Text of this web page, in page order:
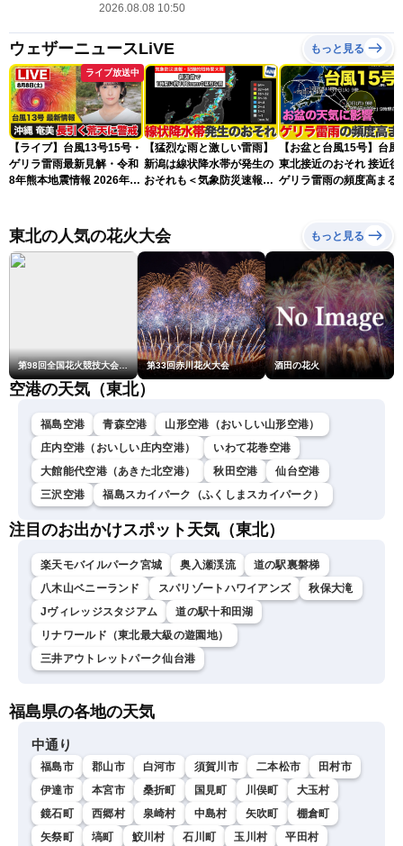
2026.08.08 10:50
ウェザーニュースLiVE もっと見る
ライブ放送中
【ライブ】台風13号15号・
ゲリラ雷雨最新見解・令和
8年熊本地震情報 2026年8
愛梨／芳野達郎〉最新天気
ニュース・地震情報
【猛烈な雨と激しい雷雨】
新潟は線状降水帯が発生の
おそれも＜気象防災速報・
【お盆と台風15号】台風
東北接近のおそれ 接近後
ゲリラ雷雨の頻度高まる
東北の人気の花火大会 もっと見る
第98回全国花火競技大会「大曲の花火」 第33回赤川花火大会 酒田の花火
空港の天気（東北）
福島空港 青森空港
山形空港（おいしい山形空港）
庄内空港（おいしい庄内空港）
いわて花巻空港
大館能代空港（あきた北空港）
秋田空港
仙台空港
三沢空港
福島スカイパーク（ふくしまスカイパーク）
注目のお出かけスポット天気（東北）
楽天モバイルパーク宮城 奥入瀬渓流
道の駅裏磐梯
八木山ベニーランド
スパリゾートハワイアンズ
秋保大滝
Jヴィレッジスタジアム
道の駅十和田湖
リナワールド（東北最大級の遊園地）
三井アウトレットパーク仙台港
福島県の各地の天気
中通り
福島市 郡山市 白河市 須賀川市 二本松市
田村市
伊達市
本宮市 桑折町 国見町 川俣町
大玉村
鏡石町
西郷村 泉崎村 中島村 矢吹町
棚倉町
矢祭町
塙町 鮫川村 石川町 玉川村 平田村